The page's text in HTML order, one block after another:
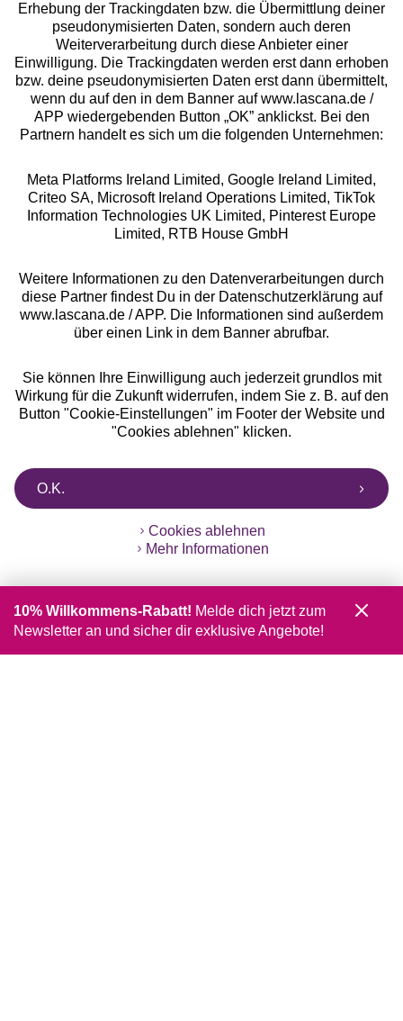
Über uns
Rechtliches
Alle Preise inkl. MwSt., zzgl.
Versandkosten
** Bonität vorausgesetzt, berechtigt zur Bonitätsprüfung
Erhebung der Trackingdaten bzw. die Übermittlung deiner
pseudonymisierten Daten, sondern auch deren
Weiterverarbeitung durch diese Anbieter einer
Einwilligung. Die Trackingdaten werden erst dann erhoben
bzw. deine pseudonymisierten Daten erst dann übermittelt,
wenn du auf den in dem Banner auf www.lascana.de /
APP wiedergebenden Button „OK” anklickst. Bei den
Partnern handelt es sich um die folgenden Unternehmen:
Meta Platforms Ireland Limited, Google Ireland Limited,
Criteo SA, Microsoft Ireland Operations Limited, TikTok
Information Technologies UK Limited, Pinterest Europe
Limited, RTB House GmbH
Weitere Informationen zu den Datenverarbeitungen durch
diese Partner findest Du in der Datenschutzerklärung auf
www.lascana.de / APP. Die Informationen sind außerdem
über einen Link in dem Banner abrufbar.
Sie können Ihre Einwilligung auch jederzeit grundlos mit
Wirkung für die Zukunft widerrufen, indem Sie z. B. auf den
Button "Cookie-Einstellungen" im Footer der Website und
"Cookies ablehnen" klicken.
O.K.
Cookies ablehnen
Mehr Informationen
10% Willkommens-Rabatt! Melde dich jetzt zum
Newsletter an und sicher dir exklusive Angebote!